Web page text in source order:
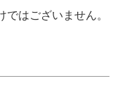
はございません。